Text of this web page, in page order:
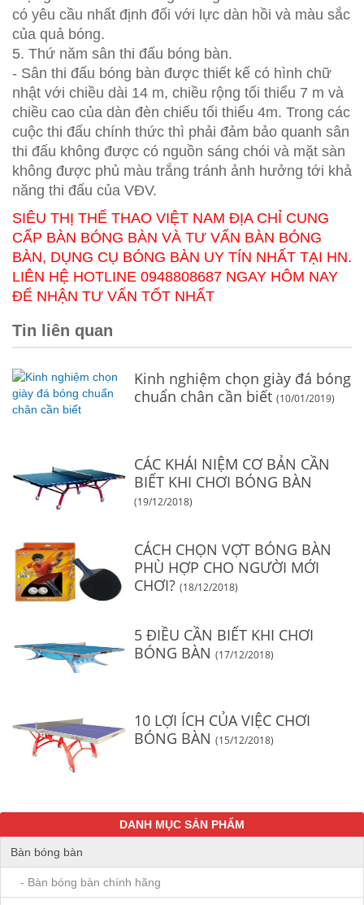
có yêu cầu nhất định đối với lực dàn hồi và màu sắc
của quả bóng.
5. Thứ năm sân thi đấu bóng bàn.
- Sân thi đấu bóng bàn được thiết kế có hình chữ
nhật với chiều dài 14 m, chiều rộng tối thiểu 7 m và
chiều cao của dàn đèn chiếu tối thiểu 4m. Trong các
cuộc thi đấu chính thức thì phải đảm bảo quanh sân
thi đấu không được có nguồn sáng chói và mặt sàn
không được phủ màu trắng tránh ảnh hưởng tới khả
năng thi đấu của VĐV.
SIÊU THỊ THỂ THAO VIỆT NAM ĐỊA CHỈ CUNG
CẤP BÀN BÓNG BÀN VÀ TƯ VẤN BÀN BÓNG
BÀN, DỤNG CỤ BÓNG BÀN UY TÍN NHẤT TẠI HN.
LIÊN HỆ HOTLINE 0948808687 NGAY HÔM NAY
ĐỂ NHẬN TƯ VẤN TỐT NHẤT
Tin liên quan
Kinh nghiệm chọn giày đá bóng
chuẩn chân cần biết (10/01/2019)
CÁC KHÁI NIỆM CƠ BẢN CẦN
BIẾT KHI CHƠI BÓNG BÀN
(19/12/2018)
CÁCH CHỌN VỢT BÓNG BÀN
PHÙ HỢP CHO NGƯỜI MỚI
CHƠI? (18/12/2018)
5 ĐIỀU CẦN BIẾT KHI CHƠI
BÓNG BÀN (17/12/2018)
10 LỢI ÍCH CỦA VIỆC CHƠI
BÓNG BÀN (15/12/2018)
DANH MỤC SẢN PHẨM
Bàn bóng bàn
- Bàn bóng bàn chính hãng